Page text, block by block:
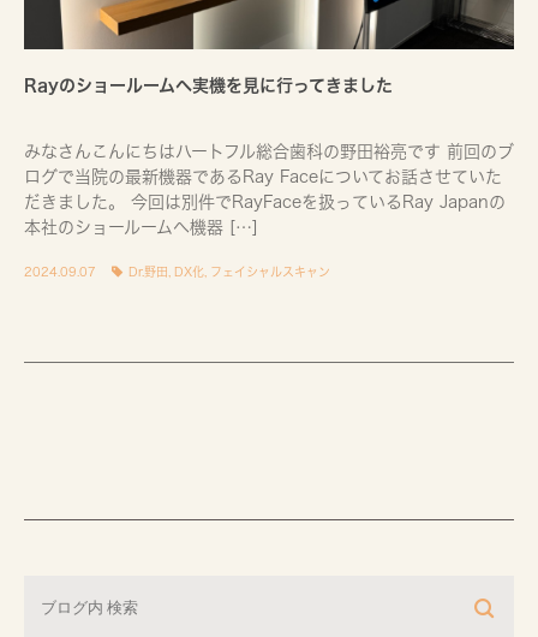
Rayのショールームへ実機を見に行ってきました
みなさんこんにちはハートフル総合歯科の野田裕亮です 前回のブ
ログで当院の最新機器であるRay Faceについてお話させていた
だきました。 今回は別件でRayFaceを扱っているRay Japanの
本社のショールームへ機器 […]
2024.09.07 Dr.野田 DX化 フェイシャルスキャン